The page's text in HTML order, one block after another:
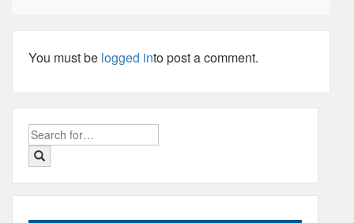
You must be logged into post a comment.
Search
for: